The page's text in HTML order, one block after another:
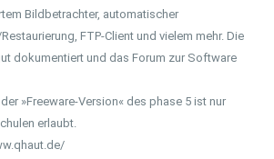
Bildbetrachter, automatischer
FTP-Client und vielem mehr. Die
dokumentiert und das Forum zur Software
»Freeware-Version« des phase 5 ist nur
erlaubt.